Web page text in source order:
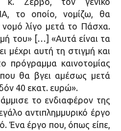
το οποίο, νομίζω, θα
νομό λίγο μετά το Πάσχα.
του» […] «Αυτά είναι τα
μέχρι αυτή τη στιγμή και
πρόγραμμα καινοτομίας
που θα βγει αμέσως μετά
40 εκατ. ευρώ».
το ενδιαφέρον της
αντιπλημμυρικό έργο
Ένα έργο που, όπως είπε,